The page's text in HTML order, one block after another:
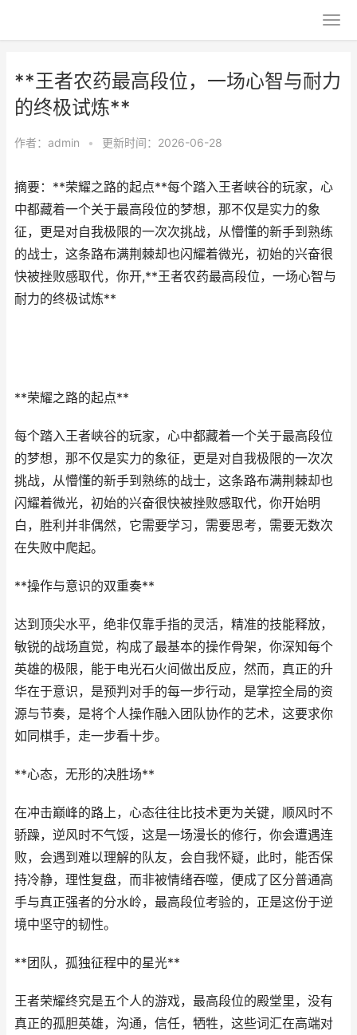
**王者农药最高段位，一场心智与耐力
的终极试炼**
作者： admin • 更新时间：2026-06-28
摘要：**荣耀之路的起点**每个踏入王者峡谷的玩家，心
中都藏着一个关于最高段位的梦想，那不仅是实力的象
征，更是对自我极限的一次次挑战，从懵懂的新手到熟练
的战士，这条路布满荆棘却也闪耀着微光，初始的兴奋很
快被挫败感取代，你开,**王者农药最高段位，一场心智与
耐力的终极试炼**
**荣耀之路的起点**
每个踏入王者峡谷的玩家，心中都藏着一个关于最高段位
的梦想，那不仅是实力的象征，更是对自我极限的一次次
挑战，从懵懂的新手到熟练的战士，这条路布满荆棘却也
闪耀着微光，初始的兴奋很快被挫败感取代，你开始明
白，胜利并非偶然，它需要学习，需要思考，需要无数次
在失败中爬起。
**操作与意识的双重奏**
达到顶尖水平，绝非仅靠手指的灵活，精准的技能释放，
敏锐的战场直觉，构成了最基本的操作骨架，你深知每个
英雄的极限，能于电光石火间做出反应，然而，真正的升
华在于意识，是预判对手的每一步行动，是掌控全局的资
源与节奏，是将个人操作融入团队协作的艺术，这要求你
如同棋手，走一步看十步。
**心态，无形的决胜场**
在冲击巅峰的路上，心态往往比技术更为关键，顺风时不
骄躁，逆风时不气馁，这是一场漫长的修行，你会遭遇连
败，会遇到难以理解的队友，会自我怀疑，此时，能否保
持冷静，理性复盘，而非被情绪吞噬，便成了区分普通高
手与真正强者的分水岭，最高段位考验的，正是这份于逆
境中坚守的韧性。
**团队，孤独征程中的星光**
王者荣耀终究是五个人的游戏，最高段位的殿堂里，没有
真正的孤胆英雄，沟通，信任，牺牲，这些词汇在高端对